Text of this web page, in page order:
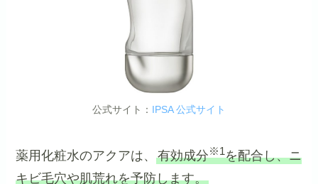
公式サイト： IPSA 公式サイト
薬用化粧水のアクアは、有効成分※1を配合し、ニ
キビ毛穴や肌荒れを予防します。